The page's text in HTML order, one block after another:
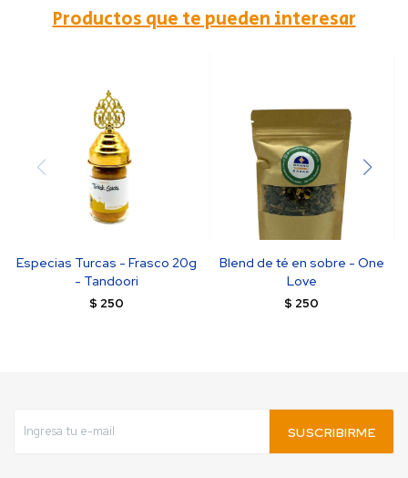
Productos que te pueden interesar
Especias Turcas - Frasco 20g
- Tandoori
$ 250
Blend de té en sobre - One
Love
$ 250
SUSCRIBIRME